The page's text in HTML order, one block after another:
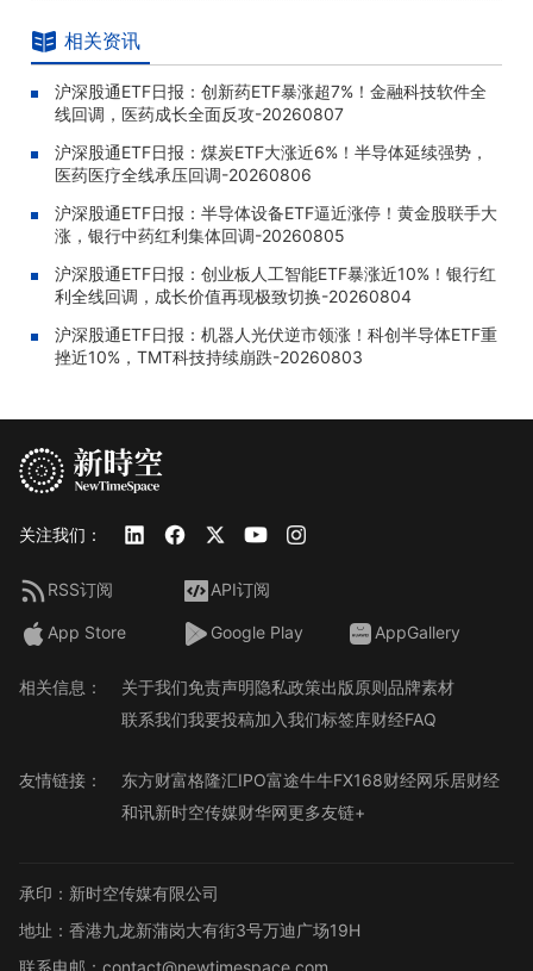
相关资讯
沪深股通ETF日报：创新药ETF暴涨超7%！金融科技软件全
线回调，医药成长全面反攻-20260807
沪深股通ETF日报：煤炭ETF大涨近6%！半导体延续强势，
医药医疗全线承压回调-20260806
沪深股通ETF日报：半导体设备ETF逼近涨停！黄金股联手大
涨，银行中药红利集体回调-20260805
沪深股通ETF日报：创业板人工智能ETF暴涨近10%！银行红
利全线回调，成长价值再现极致切换-20260804
沪深股通ETF日报：机器人光伏逆市领涨！科创半导体ETF重
挫近10%，TMT科技持续崩跌-20260803
关注我们：
RSS订阅 API订阅
App Store Google Play AppGallery
相关信息： 关于我们免责声明隐私政策出版原则品牌素材
联系我们我要投稿加入我们标签库财经FAQ
友情链接： 东方财富格隆汇IPO富途牛牛FX168财经网乐居财经
和讯新时空传媒财华网更多友链+
承印：新时空传媒有限公司
地址：香港九龙新蒲岗大有街3号万迪广场19H
联系电邮：contact@newtimespace.com